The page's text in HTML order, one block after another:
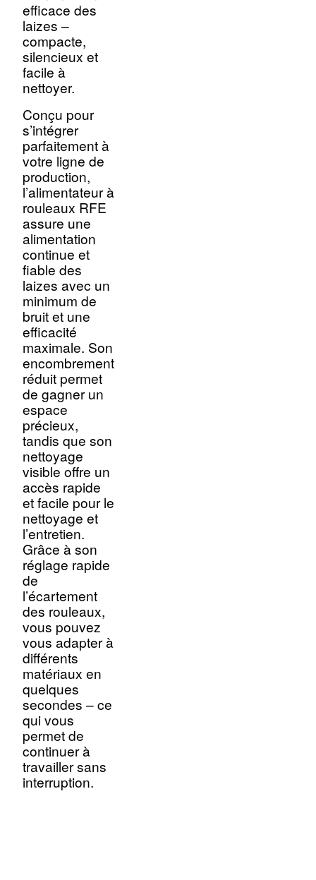
efficace des
laizes –
compacte,
silencieux et
facile à
nettoyer.
Conçu pour
s’intégrer
parfaitement à
votre ligne de
production,
l’alimentateur à
rouleaux RFE
assure une
alimentation
continue et
fiable des
laizes avec un
minimum de
bruit et une
efficacité
maximale. Son
encombrement
réduit permet
de gagner un
espace
précieux,
tandis que son
nettoyage
visible offre un
accès rapide
et facile pour le
nettoyage et
l’entretien.
Grâce à son
réglage rapide
de
l’écartement
des rouleaux,
vous pouvez
vous adapter à
différents
matériaux en
quelques
secondes – ce
qui vous
permet de
continuer à
travailler sans
interruption.